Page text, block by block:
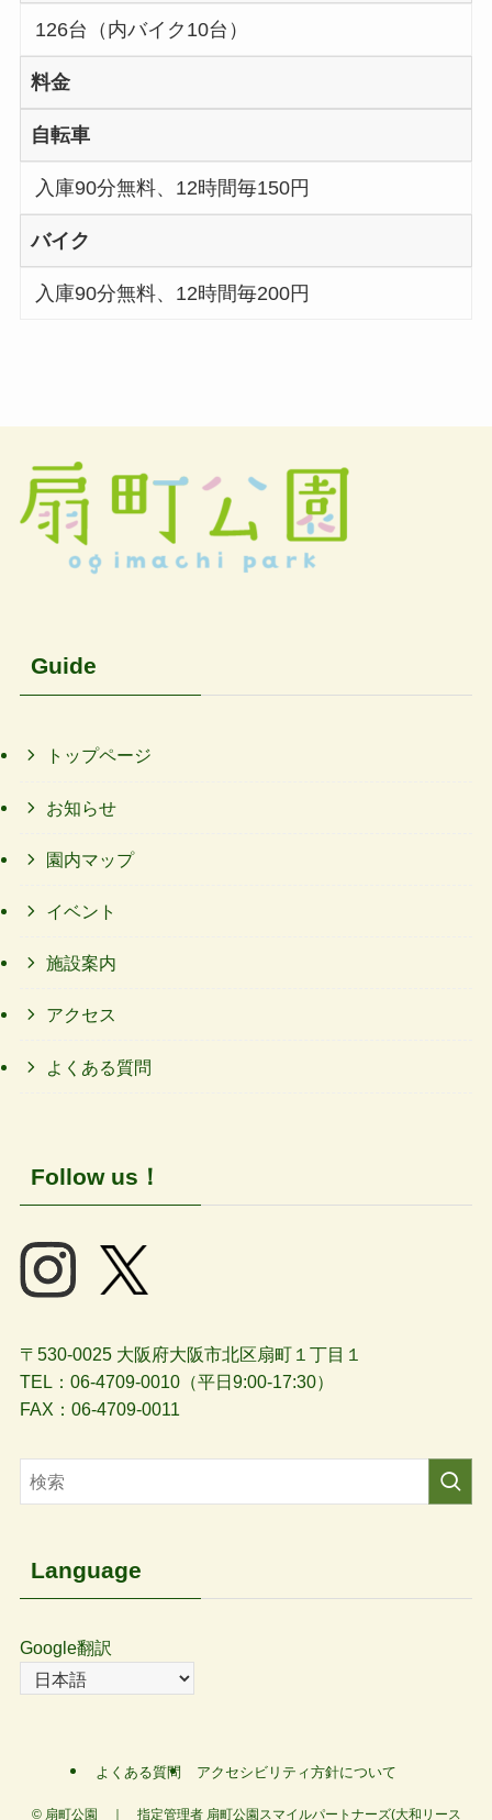
126台（内バイク10台）
料金
自転車
入庫90分無料、12時間毎150円
バイク
入庫90分無料、12時間毎200円
Guide
トップページ
お知らせ
園内マップ
イベント
施設案内
アクセス
よくある質問
Follow us！
〒530-0025 大阪府大阪市北区扇町１丁目１
TEL：06-4709-0010（平日9:00-17:30）
FAX：06-4709-0011
Language
Google翻訳
よくある質問 アクセシビリティ方針について
©扇町公園 ｜ 指定管理者 扇町公園スマイルパートナーズ(大和リース